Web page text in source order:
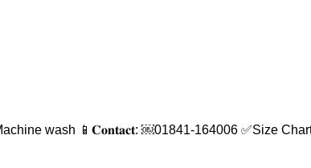
wash 📱𝐂𝐨𝐧𝐭𝐚𝐜𝐭: ￼⁨01841-164006⁩ ✅Size